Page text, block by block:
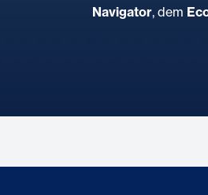
Navigator, dem